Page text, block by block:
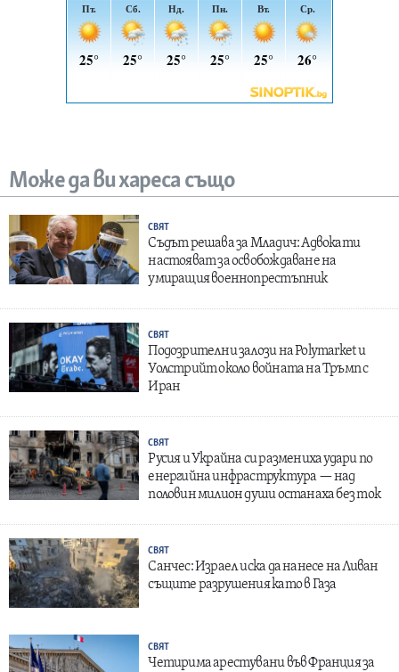
Може да ви хареса също
СВЯТ
Съдът решава за Младич: Адвокати
настояват за освобождаване на
умиращия военнопрестъпник
СВЯТ
Подозрителни залози на Polymarket и
Уолстрийт около войната на Тръмп с
Иран
СВЯТ
Русия и Украйна си размениха удари по
енергийна инфраструктура — над
половин милион души останаха без ток
СВЯТ
Санчес: Израел иска да нанесе на Ливан
същите разрушения като в Газа
СВЯТ
Четирима арестувани във Франция за